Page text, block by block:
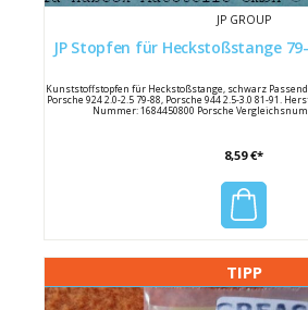
JP GROUP
Kunststoffstopfen für Heckstoßstange, schwarz Passend
Porsche 924 2.0-2.5 79-88, Porsche 944 2.5-3.0 81-91.
Nummer: 1684450800 Porsche
8,59 €*
TIPP